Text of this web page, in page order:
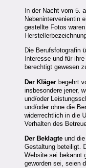
In der Nacht vom 5.
Nebenintervenientin
gestellte Fotos
Die Berufsfotografin
Interesse und für
berechtigt gewesen
Der Kläger begehrt
insbesondere jener,
und/oder
und/oder ohne die
widerrechtlich in die
Verhalten des
Der Beklagte und
Gestaltung beteiligt.
Website sei bekannt
geworden sei, seien